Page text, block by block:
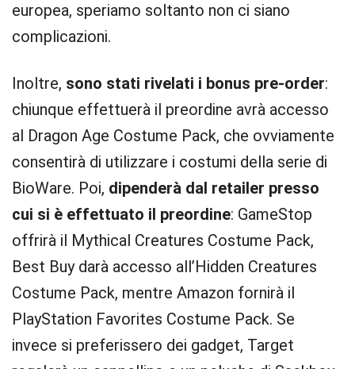
europea, speriamo soltanto non ci siano
complicazioni.
Inoltre, sono stati rivelati i bonus pre-order:
chiunque effettuerà il preordine avrà accesso
al Dragon Age Costume Pack, che ovviamente
consentirà di utilizzare i costumi della serie di
BioWare. Poi, dipenderà dal retailer presso
cui si è effettuato il preordine: GameStop
offrirà il Mythical Creatures Costume Pack,
Best Buy darà accesso all’Hidden Creatures
Costume Pack, mentre Amazon fornirà il
PlayStation Favorites Costume Pack. Se
invece si preferissero dei gadget, Target